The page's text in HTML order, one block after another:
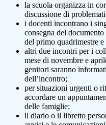
la scuola organizza in
discussione di
i docenti incontrano i
consegna del
del primo quadrimestre
altri due incontri per i
mese di novembre e
genitori saranno
dell’incontro;
per situazioni urgenti o
accordare un
delle famiglie;
il diario o il libretto